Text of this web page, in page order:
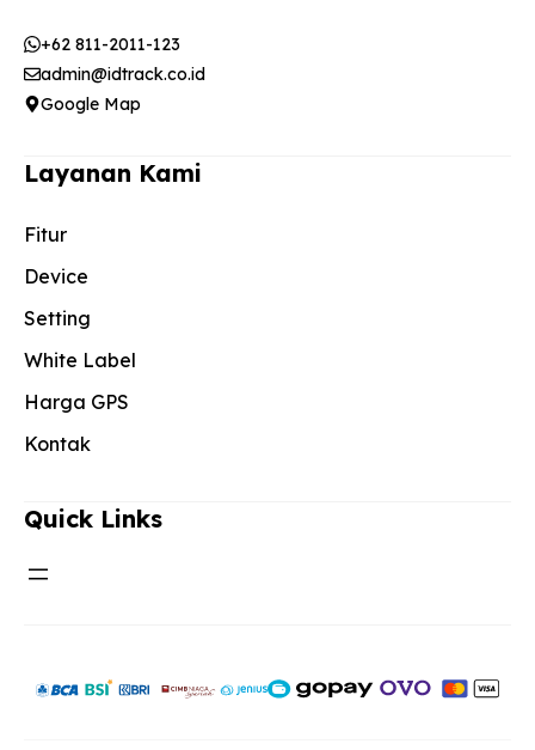
+62 811-2011-123
admin@idtrack.co.id
Google Map
Layanan Kami
Fitur
Device
Setting
White Label
Harga GPS
Kontak
Quick Links